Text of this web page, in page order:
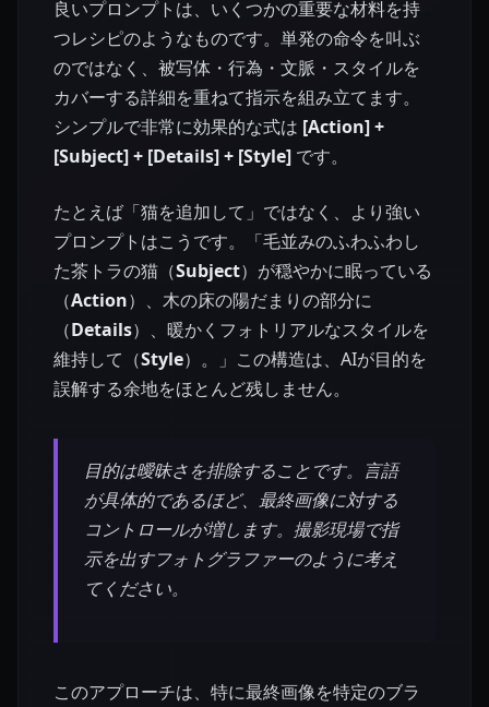
良いプロンプトは、いくつかの重要な材料を持
つレシピのようなものです。単発の命令を叫ぶ
のではなく、被写体・行為・文脈・スタイルを
カバーする詳細を重ねて指示を組み立てます。
シンプルで非常に効果的な式は [Action] +
[Subject] + [Details] + [Style] です。
たとえば「猫を追加して」ではなく、より強い
プロンプトはこうです。「毛並みのふわふわし
た茶トラの猫（Subject）が穏やかに眠っている
（Action）、木の床の陽だまりの部分に
（Details）、暖かくフォトリアルなスタイルを
維持して（Style）。」この構造は、AIが目的を
誤解する余地をほとんど残しません。
目的は曖昧さを排除することです。言語
が具体的であるほど、最終画像に対する
コントロールが増します。撮影現場で指
示を出すフォトグラファーのように考え
てください。
このアプローチは、特に最終画像を特定のブラ